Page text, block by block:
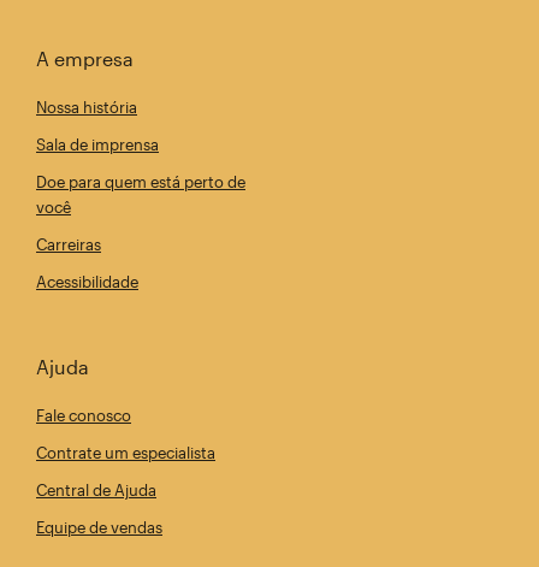
A empresa
Nossa história
Sala de imprensa
Doe para quem está perto de
você
Carreiras
Acessibilidade
Ajuda
Fale conosco
Contrate um especialista
Central de Ajuda
Equipe de vendas